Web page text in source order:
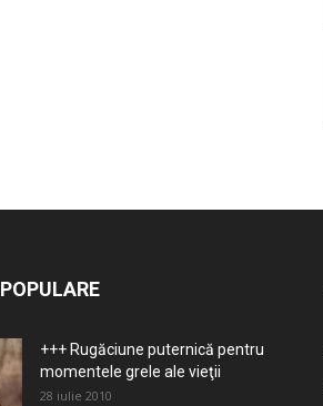
+++ Rugăciune puternică pentru
momentele grele ale vieţii
28 iulie 2010